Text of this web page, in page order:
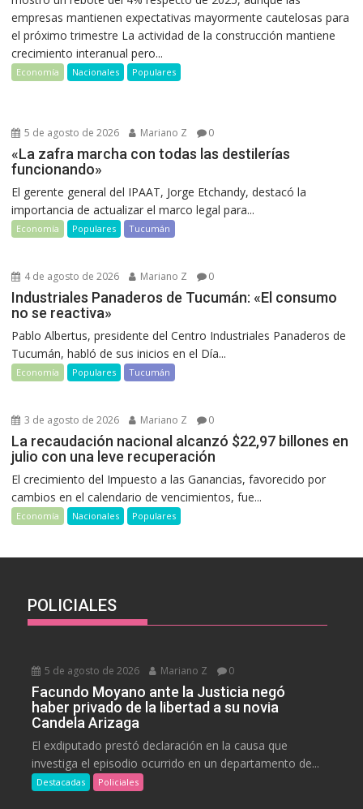
empresas mantienen expectativas mayormente cautelosas para
el próximo trimestre La actividad de la construcción mantiene
crecimiento interanual pero...
Economía Nacionales Populares
5 de agosto de 2026 Mariano Z 0
«La zafra marcha con todas las destilerías
funcionando»
El gerente general del IPAAT, Jorge Etchandy, destacó la
importancia de actualizar el marco legal para...
Economía Populares Tucumán
4 de agosto de 2026 Mariano Z 0
Industriales Panaderos de Tucumán: «El consumo
no se reactiva»
Pablo Albertus, presidente del Centro Industriales Panaderos de
Tucumán, habló de sus inicios en el Día...
Economía Populares Tucumán
3 de agosto de 2026 Mariano Z 0
La recaudación nacional alcanzó $22,97 billones en
julio con una leve recuperación
El crecimiento del Impuesto a las Ganancias, favorecido por
cambios en el calendario de vencimientos, fue...
Economía Nacionales Populares
POLICIALES
5 de agosto de 2026 Mariano Z 0
Facundo Moyano ante la Justicia negó
haber privado de la libertad a su novia
Candela Arizaga
El exdiputado prestó declaración en la causa que
investiga el episodio ocurrido en un departamento de...
Destacadas Policiales